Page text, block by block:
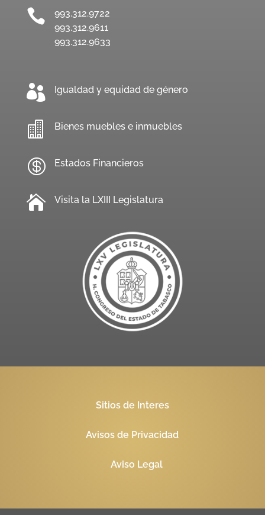

993.312.9722
993.312.9611
993.312.9633
 Igualdad y equidad de género
 Bienes muebles e inmuebles
 Estados Financieros
 Visita la LXIII Legislatura
Sitios de Interes
Avisos de Privacidad
Aviso Legal